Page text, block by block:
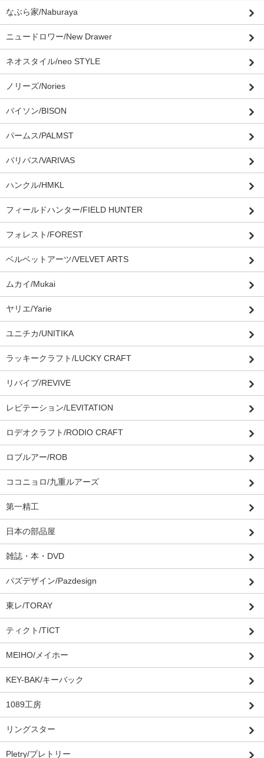
なぶら家/Naburaya
ニュードロワー/New Drawer
ネオスタイル/neo STYLE
ノリーズ/Nories
バイソン/BISON
パームス/PALMST
バリバス/VARIVAS
ハンクル/HMKL
フィールドハンター/FIELD HUNTER
フォレスト/FOREST
ベルベットアーツ/VELVET ARTS
ムカイ/Mukai
ヤリエ/Yarie
ユニチカ/UNITIKA
ラッキークラフト/LUCKY CRAFT
リバイブ/REVIVE
レビテーション/LEVITATION
ロデオクラフト/RODIO CRAFT
ロブルアー/ROB
ココニョロ/九重ルアーズ
第一精工
日本の部品屋
雑誌・本・DVD
パズデザイン/Pazdesign
東レ/TORAY
ティクト/TICT
MEIHO/メイホー
KEY-BAK/キーバック
1089工房
リングスター
Pletry/プレトリー